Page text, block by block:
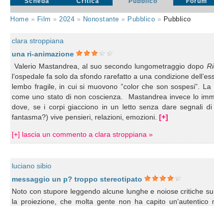
Home » Film » 2024 » Nonostante » Pubblico » Pubblico
clara stroppiana
una ri-animazione
Valerio Mastandrea, al suo secondo lungometraggio dopo
l’ospedale fa solo da sfondo rarefatto a una condizione
lembo fragile, in cui si muovono ”color che son sospesi”.
come uno stato di non coscienza. Mastandrea invece lo
dove, se i corpi giacciono in un letto senza dare segnali
fantasma?) vive pensieri, relazioni, emozioni.[+]
[+] lascia un commento a clara stroppiana »
luciano sibio
messaggio un p? troppo stereotipato
Noto con stupore leggendo alcune lunghe e noiose critiche
la proiezione, che molta gente non ha capito